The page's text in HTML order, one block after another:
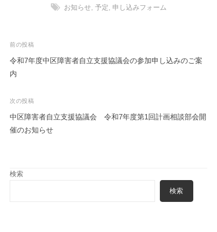
お知らせ 予定 申し込みフォーム
投
稿
ナ
ゲ
ー
シ
前の投稿
令和7年度中区障害者自立支援協議会の参加申し込みのご案
内
次の投稿
中区障害者自立支援協議会 令和7年度第1回計画相談部会開
催のお知らせ
検索
検索